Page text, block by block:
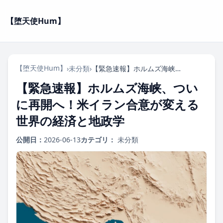
【堕天使Hum】
【堕天使Hum】 ›未分類› 【緊急速報】ホルムズ海峡、ついに再開へ！米イラン合意が変える世界の経済と地政学
【緊急速報】ホルムズ海峡、つい
に再開へ！米イラン合意が変える
世界の経済と地政学
公開日： 2026-06-13カテゴリ： 未分類